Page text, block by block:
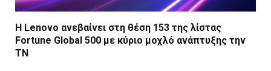
Η Lenovo ανεβαίνει στη θέση 153 της λίστας
Fortune Global 500 με κύριο μοχλό ανάπτυξης την
ΤΝ